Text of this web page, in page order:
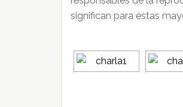
significan para éstas